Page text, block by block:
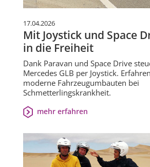
17.04.2026
Mit Joystick und Space
in die Freiheit
Dank Paravan und Space Drive
Mercedes GLB per Joystick.
moderne Fahrzeugumbauten bei
Schmetterlingskrankheit.
mehr erfahren